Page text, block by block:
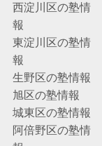
西淀川区の塾情
報
東淀川区の塾情
報
生野区の塾情報
旭区の塾情報
城東区の塾情報
阿倍野区の塾情